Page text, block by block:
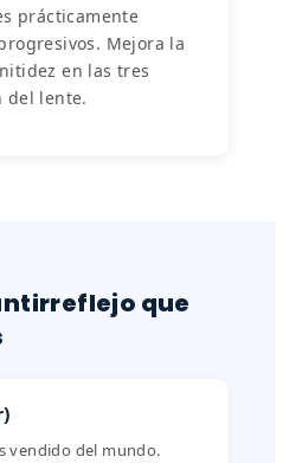
prácticamente
Mejora la
en las tres
del lente.
que
vendido del mundo.